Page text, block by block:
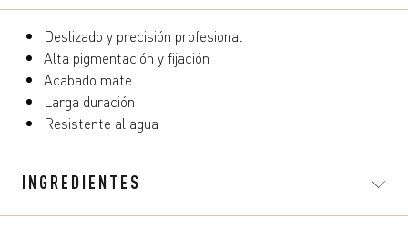
Deslizado y precisión profesional
Alta pigmentación y fijación
Acabado mate
Larga duración
Resistente al agua
INGREDIENTES